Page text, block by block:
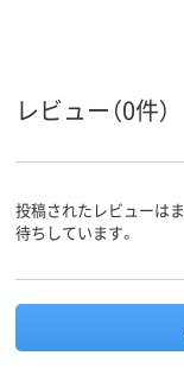
レビュー（0件）
投稿されたレビューは
待ちしています。